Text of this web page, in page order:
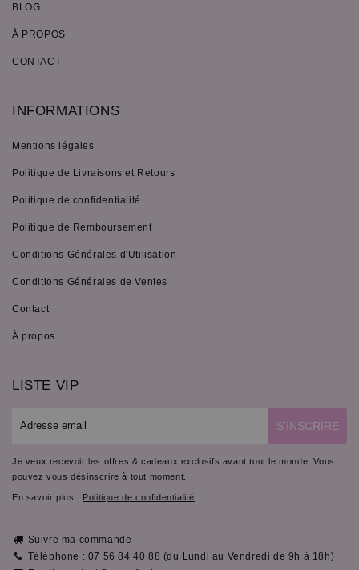
BLOG
À PROPOS
CONTACT
INFORMATIONS
Mentions légales
Politique de Livraisons et Retours
Politique de confidentialité
Politique de Remboursement
Conditions Générales d'Utilisation
Conditions Générales de Ventes
Contact
À propos
LISTE VIP
mail
S'INSCRIRE
Je veux recevoir les offres & cadeaux exclusifs avant tout le monde! Vous
pouvez vous désinscrire à tout moment.
En savoir plus : Politique de confidentialité
Suivre ma commande
Téléphone : 07 56 84 40 88 (du Lundi au Vendredi de 9h à 18h)